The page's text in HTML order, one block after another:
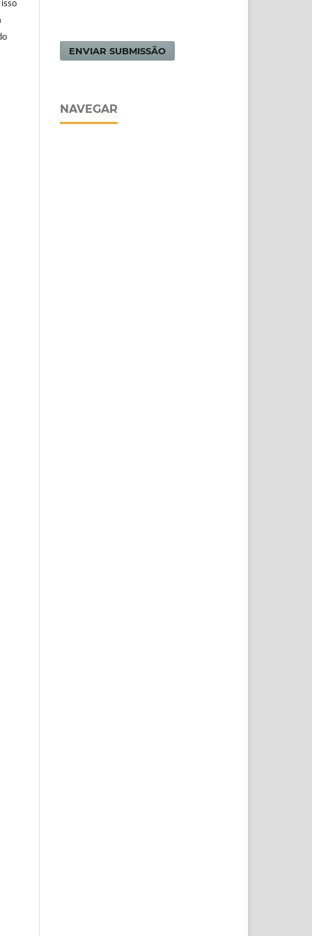
ENVIAR SUBMISSÃO
NAVEGAR